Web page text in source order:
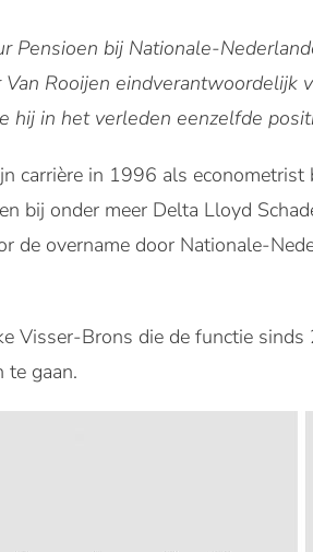
Pensioen bij Nationale-
Rooijen eindverantwoordelijk
hij in het verleden eenzelfde
carrière in 1996 als
bij onder meer Delta Lloyd
de overname door Nationale-
Visser-Brons die de functie
te gaan.